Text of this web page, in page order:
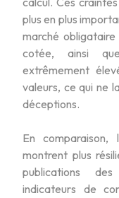
plus en plus
marché
cotée, ainsi
extrêmement
valeurs, ce qui ne
déceptions.
En comparaison,
montrent plus
publications
indicateurs de